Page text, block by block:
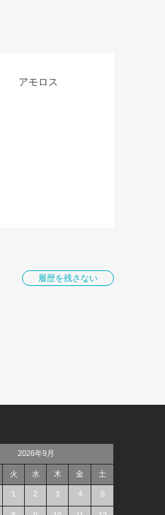
アモロス
履歴を残さない
2026年9月
火 水 木 金 土
1 2 3 4 5